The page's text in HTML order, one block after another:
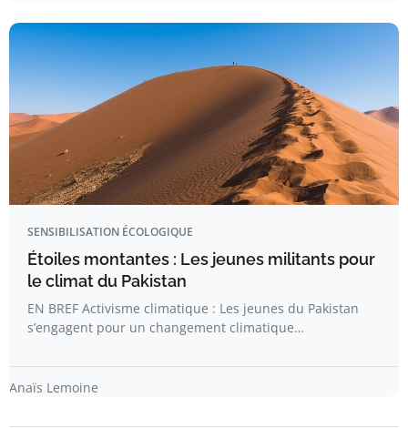
SENSIBILISATION ÉCOLOGIQUE
Étoiles montantes : Les jeunes militants pour
le climat du Pakistan
EN BREF Activisme climatique : Les jeunes du Pakistan
s’engagent pour un changement climatique…
Anaïs Lemoine